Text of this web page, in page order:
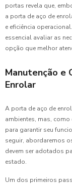
portas revela que,
a porta de aço de
e eficiência
essencial avaliar as
opção que melhor
Manutenção e
Enrolar
A porta de aço de
ambientes, mas,
para garantir seu
seguir, abordaremos
devem ser adotados
estado.
Um dos primeiros